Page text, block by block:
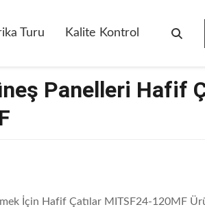
Turu Kalite Kontrol
Panelleri Hafif
İçin Hafif Çatılar MITSF24-120MF